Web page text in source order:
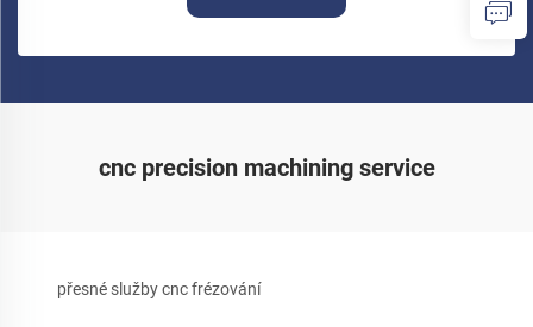
cnc precision machining service
přesné služby cnc frézování